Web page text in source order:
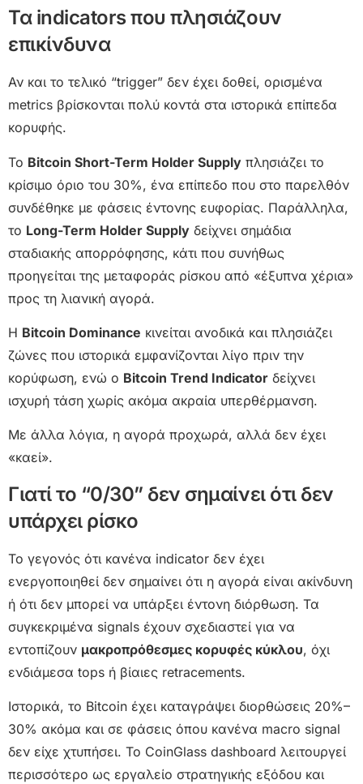
Τα indicators που πλησιάζουν
επικίνδυνα
Αν και το τελικό “trigger” δεν έχει δοθεί, ορισμένα
metrics βρίσκονται πολύ κοντά στα ιστορικά επίπεδα
κορυφής.
Το Bitcoin Short-Term Holder Supply πλησιάζει το
κρίσιμο όριο του 30%, ένα επίπεδο που στο παρελθόν
συνδέθηκε με φάσεις έντονης ευφορίας. Παράλληλα,
το Long-Term Holder Supply δείχνει σημάδια
σταδιακής απορρόφησης, κάτι που συνήθως
προηγείται της μεταφοράς ρίσκου από «έξυπνα χέρια»
προς τη λιανική αγορά.
Η Bitcoin Dominance κινείται ανοδικά και πλησιάζει
ζώνες που ιστορικά εμφανίζονται λίγο πριν την
κορύφωση, ενώ ο Bitcoin Trend Indicator δείχνει
ισχυρή τάση χωρίς ακόμα ακραία υπερθέρμανση.
Με άλλα λόγια, η αγορά προχωρά, αλλά δεν έχει
«καεί».
Γιατί το “0/30” δεν σημαίνει ότι δεν
υπάρχει ρίσκο
Το γεγονός ότι κανένα indicator δεν έχει
ενεργοποιηθεί δεν σημαίνει ότι η αγορά είναι ακίνδυνη
ή ότι δεν μπορεί να υπάρξει έντονη διόρθωση. Τα
συγκεκριμένα signals έχουν σχεδιαστεί για να
εντοπίζουν μακροπρόθεσμες κορυφές κύκλου, όχι
ενδιάμεσα tops ή βίαιες retracements.
Ιστορικά, το Bitcoin έχει καταγράψει διορθώσεις 20%–
30% ακόμα και σε φάσεις όπου κανένα macro signal
δεν είχε χτυπήσει. Το CoinGlass dashboard λειτουργεί
περισσότερο ως εργαλείο στρατηγικής εξόδου και